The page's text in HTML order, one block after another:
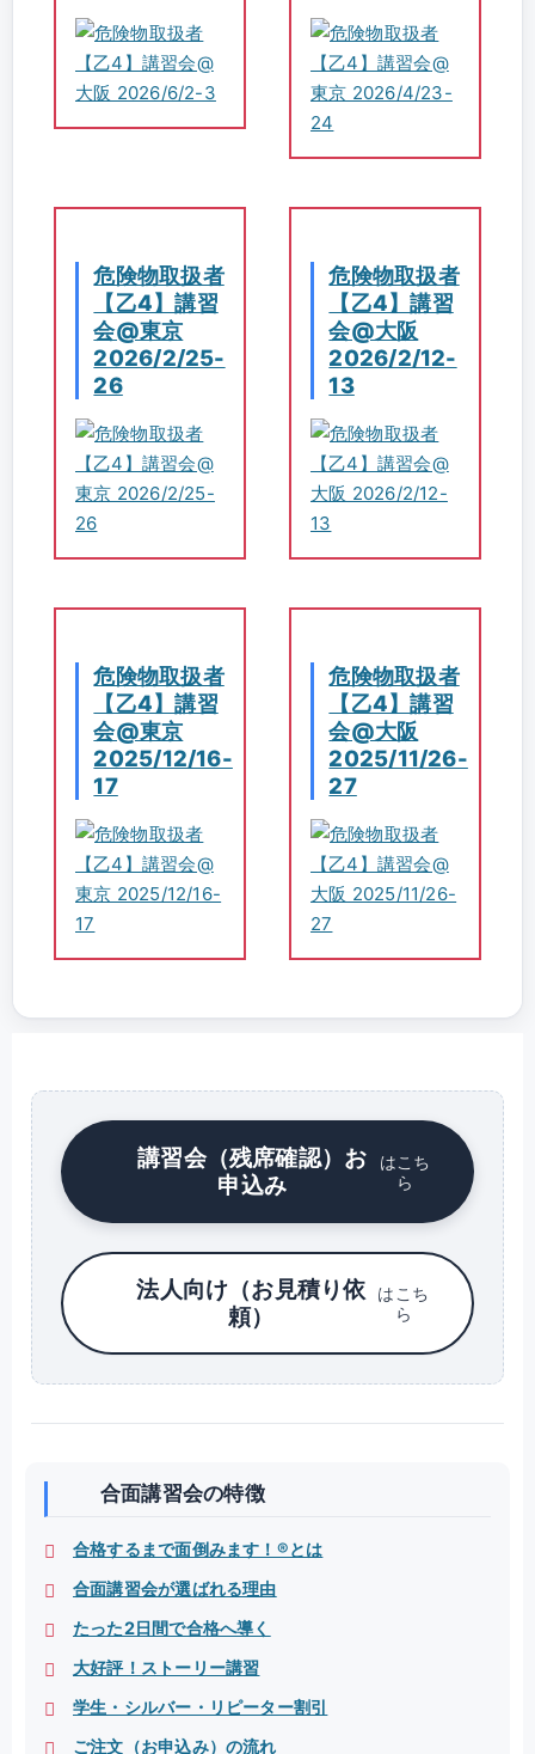
危険物取扱者
【乙4】講習
会@東京
2026/2/25-
26
危険物取扱者
【乙4】講習
会@大阪
2026/2/12-
13
危険物取扱者
【乙4】講習
会@東京
2025/12/16-
17
危険物取扱者
【乙4】講習
会@大阪
2025/11/26-
27
講習会（残席確認）お
申込み
はこち
ら
法人向け（お見積り依
頼）
はこち
ら
合面講習会の特徴
合格するまで面倒みます！®とは
合面講習会が選ばれる理由
たった2日間で合格へ導く
大好評！ストーリー講習
学生・シルバー・リピーター割引
ご注文（お申込み）の流れ